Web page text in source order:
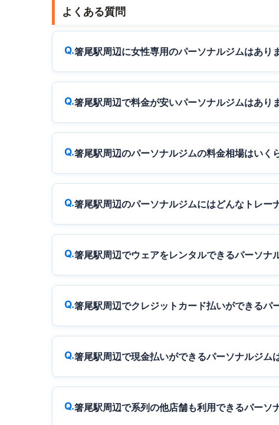
よくある質問
箸尾駅周辺に女性専用のパーソナルジムはあり
箸尾駅周辺で料金が安いパーソナルジムはあり
箸尾駅周辺のパーソナルジムの料金相場はいく
箸尾駅周辺のパーソナルジムにはどんなトレー
箸尾駅周辺でウェアをレンタルできるパーソナ
箸尾駅周辺でクレジットカード払いができるパ
箸尾駅周辺で現金払いができるパーソナルジム
箸尾駅周辺で系列の他店舗も利用できるパーソ